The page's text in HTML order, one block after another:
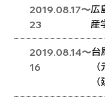
2019.08.17〜
23
広
産
2019.08.14〜
16
台